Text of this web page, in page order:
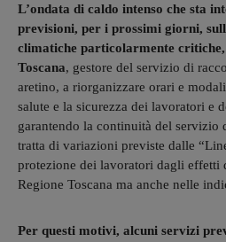
L’ondata di caldo intenso che sta
previsioni, per i prossimi giorni,
climatiche particolarmente critiche,
Toscana, gestore del servizio di
aretino, a riorganizzare orari e
salute e la sicurezza dei lavoratori e
garantendo la continuità del servizio
tratta di variazioni previste dalle
protezione dei lavoratori dagli effetti
Regione Toscana ma anche nelle
Per questi motivi, alcuni servizi